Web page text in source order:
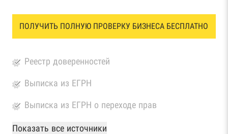
ПОЛУЧИТЬ ПОЛНУЮ ПРОВЕРКУ БИЗНЕСА БЕСПЛАТНО
Реестр доверенностей
Выписка из ЕГРН
Выписка из ЕГРН о переходе прав
База Росстата
Показать все источники